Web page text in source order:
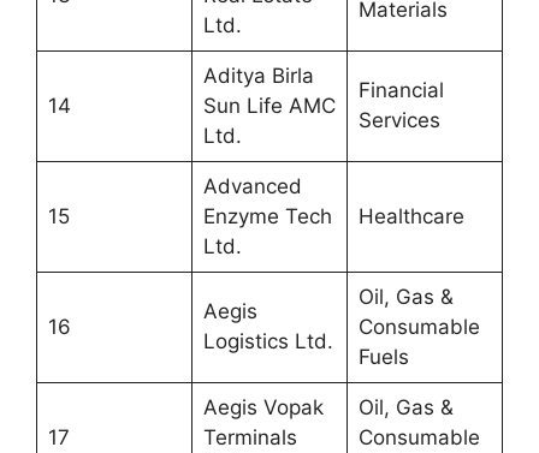
Ltd.
Materials
14
Aditya Birla
Sun Life AMC
Ltd.
Financial
Services
15
Advanced
Enzyme Tech
Ltd.
Healthcare
16
Aegis
Logistics Ltd.
Oil, Gas &
Consumable
Fuels
17
Aegis Vopak
Terminals
Oil, Gas &
Consumable